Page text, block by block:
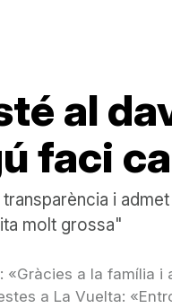
al
faci
i
molt grossa"
a la família i
a La Vuelta: